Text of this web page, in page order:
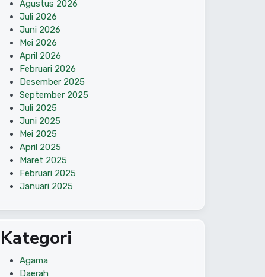
Agustus 2026
Juli 2026
Juni 2026
Mei 2026
April 2026
Februari 2026
Desember 2025
September 2025
Juli 2025
Juni 2025
Mei 2025
April 2025
Maret 2025
Februari 2025
Januari 2025
Kategori
Agama
Daerah